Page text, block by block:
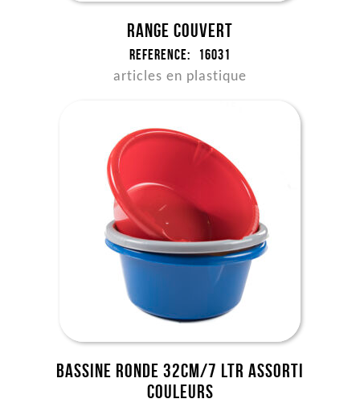
Range couvert
Reference: 16031
articles en plastique
Bassine ronde 32cm/7 ltr assorti
couleurs